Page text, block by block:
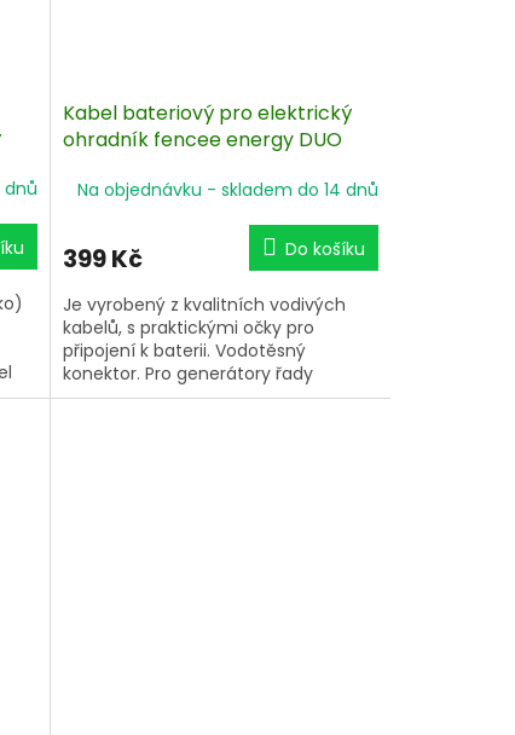
dnů
Kabel bateriový pro elektrický
ohradník fencee energy DUO
Na objednávku - skladem do 14 dnů
399 Kč Do košíku
Je vyrobený z kvalitních vodivých
kabelů, s praktickými očky pro
připojení k baterii. Vodotěsný
konektor. Pro generátory řady
fencee energy DUO ED, energy DUO